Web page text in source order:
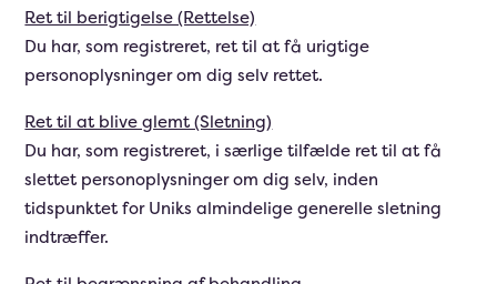
Ret til berigtigelse (Rettelse)
Du har, som registreret, ret til at få urigtige
personoplysninger om dig selv rettet.
Ret til at blive glemt (Sletning)
Du har, som registreret, i særlige tilfælde ret til at få
slettet personoplysninger om dig selv, inden
tidspunktet for Uniks almindelige generelle sletning
indtræffer.